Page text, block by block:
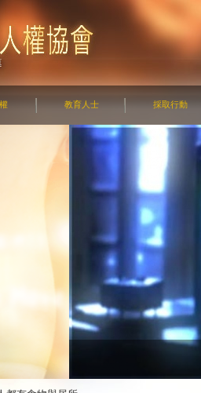
教育人士 採取行動